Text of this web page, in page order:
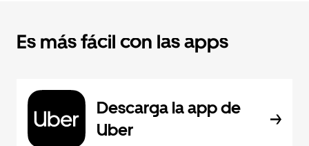
Es más fácil con las apps
Descarga la app de
Uber